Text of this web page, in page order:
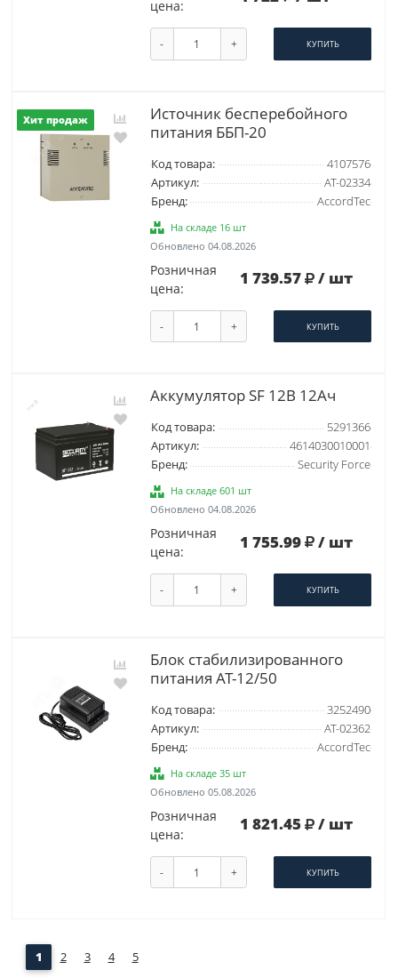
цена:
- + КУПИТЬ
Хит продаж
Источник бесперебойного
питания ББП-20
Код товара:
4107576
Артикул:
AT-02334
Бренд:
AccordTec
На складе 16 шт
Обновлено 04.08.2026
Розничная
цена:
1 739.57 / шт
- + КУПИТЬ
Аккумулятор SF 12В 12Ач
Код товара:
5291366
Артикул:
4614030010001
Бренд:
Security Force
На складе 601 шт
Обновлено 04.08.2026
Розничная
цена:
1 755.99 / шт
- + КУПИТЬ
Блок стабилизированного
питания AT-12/50
Код товара:
3252490
Артикул:
AT-02362
Бренд:
AccordTec
На складе 35 шт
Обновлено 05.08.2026
Розничная
цена:
1 821.45 / шт
- + КУПИТЬ
1 2 3 4 5